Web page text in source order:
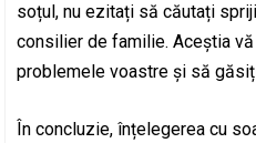
soțul, nu ezitați să căutați
consilier de familie. Aceștia
problemele voastre și să
În concluzie, înțelegerea cu